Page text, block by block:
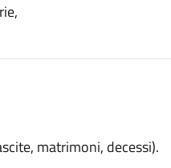
matrimoni, decessi).